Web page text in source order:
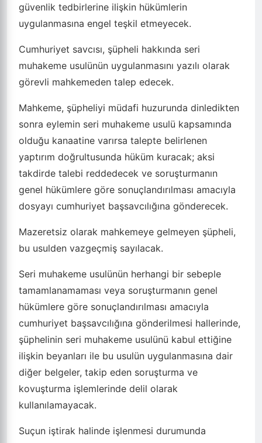
güvenlik tedbirlerine ilişkin hükümlerin
uygulanmasına engel teşkil etmeyecek.
Cumhuriyet savcısı, şüpheli hakkında seri
muhakeme usulünün uygulanmasını yazılı olarak
görevli mahkemeden talep edecek.
Mahkeme, şüpheliyi müdafi huzurunda dinledikten
sonra eylemin seri muhakeme usulü kapsamında
olduğu kanaatine varırsa talepte belirlenen
yaptırım doğrultusunda hüküm kuracak; aksi
takdirde talebi reddedecek ve soruşturmanın
genel hükümlere göre sonuçlandırılması amacıyla
dosyayı cumhuriyet başsavcılığına gönderecek.
Mazeretsiz olarak mahkemeye gelmeyen şüpheli,
bu usulden vazgeçmiş sayılacak.
Seri muhakeme usulünün herhangi bir sebeple
tamamlanamaması veya soruşturmanın genel
hükümlere göre sonuçlandırılması amacıyla
cumhuriyet başsavcılığına gönderilmesi hallerinde,
şüphelinin seri muhakeme usulünü kabul ettiğine
ilişkin beyanları ile bu usulün uygulanmasına dair
diğer belgeler, takip eden soruşturma ve
kovuşturma işlemlerinde delil olarak
kullanılamayacak.
Suçun iştirak halinde işlenmesi durumunda